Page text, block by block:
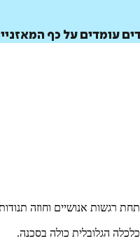
עומדים על כף
אנושיים וחוזה
הגלובלית כולה בסכנה.